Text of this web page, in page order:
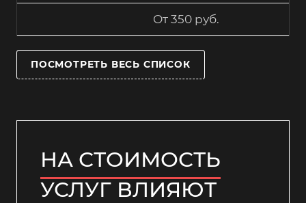
От 350 руб.
ПОСМОТРЕТЬ ВЕСЬ СПИСОК
НА СТОИМОСТЬ
УСЛУГ ВЛИЯЮТ